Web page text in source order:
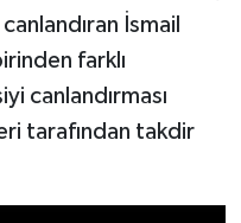
İsmail
farklı
canlandırması
tarafından takdir